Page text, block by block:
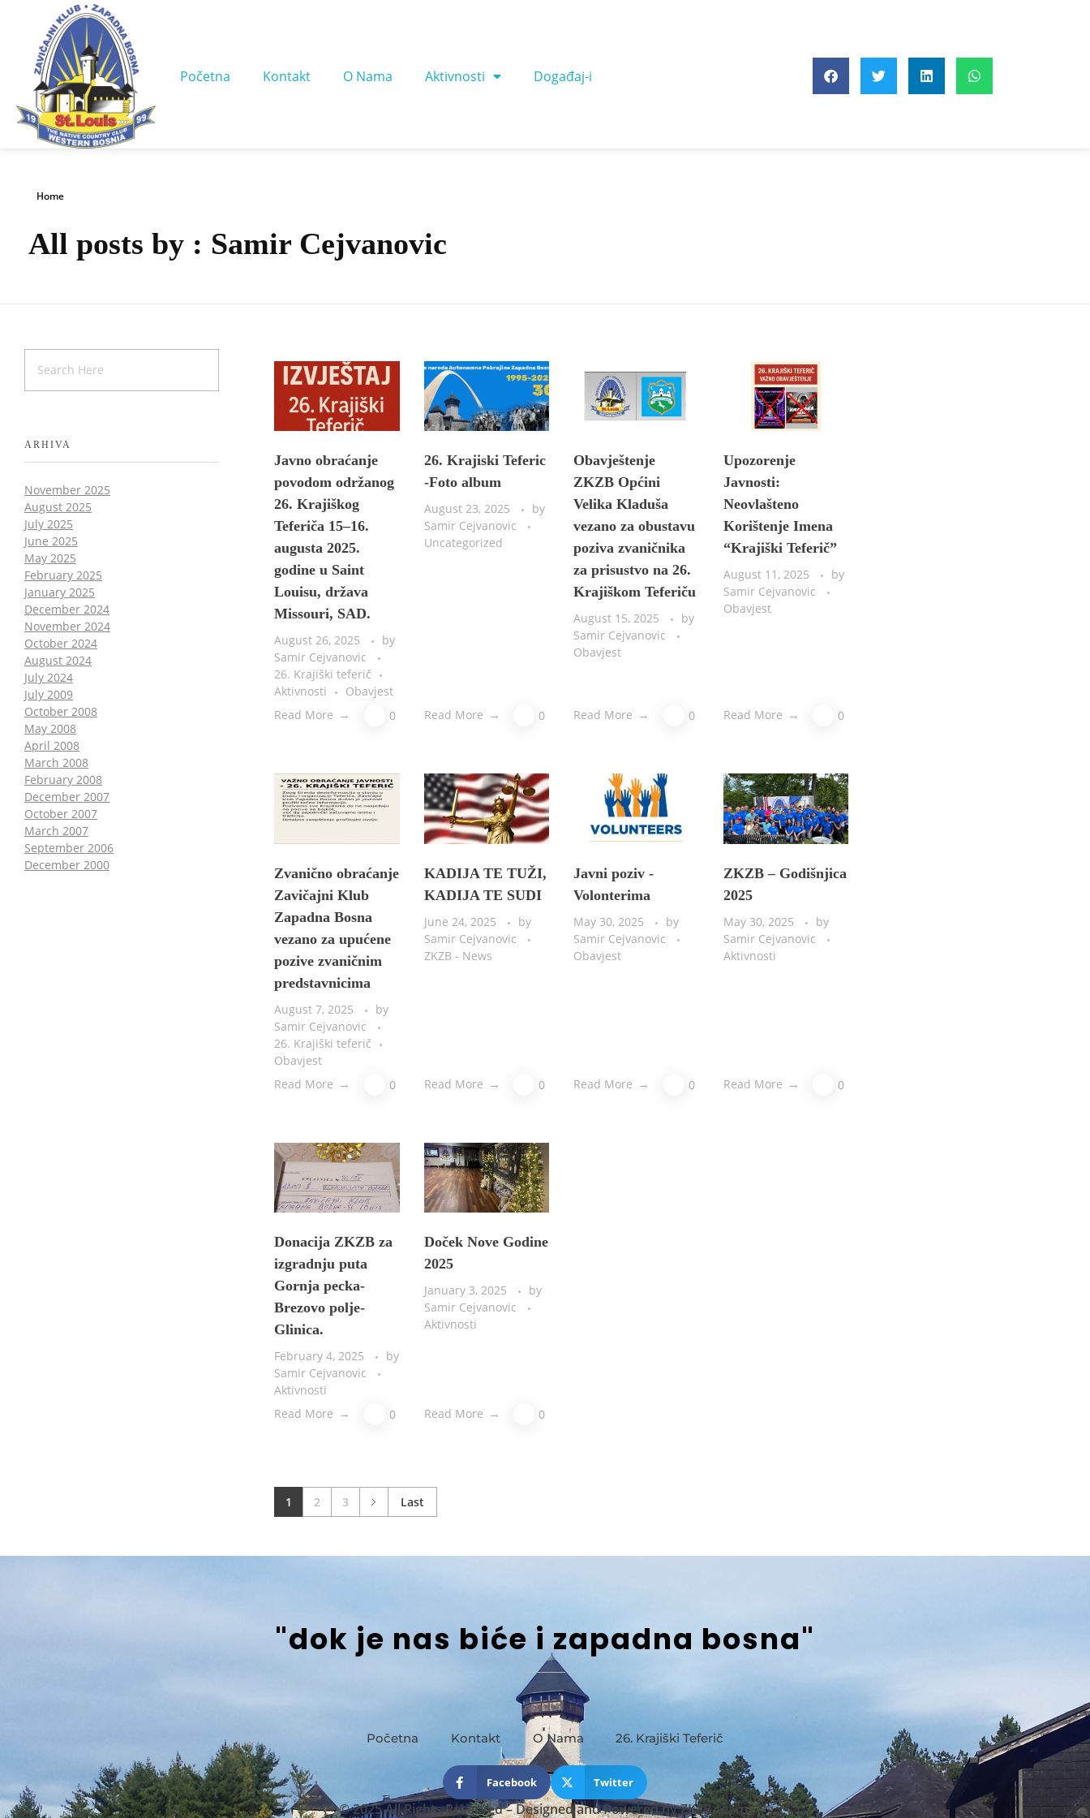
Početna Kontakt O Nama Aktivnosti Događaj-i
Home
All posts by : Samir Cejvanovic
Javno obraćanje
povodom održanog
26. Krajiškog
Teferiča 15–16.
augusta 2025.
godine u Saint
Louisu, država
Missouri, SAD.
August 26, 2025
by
Samir Cejvanovic
26. Krajiški teferič
Aktivnosti
Obavjest
Read More
0
26. Krajiski Teferic
-Foto album
August 23, 2025
by
Samir Cejvanovic
Uncategorized
Read More 0
Obavještenje
ZKZB Općini
Velika Kladuša
vezano za obustavu
poziva zvaničnika
za prisustvo na 26.
Krajiškom Teferiču
August 15, 2025
by
Samir Cejvanovic
Obavjest
Read More 0
Upozorenje
Javnosti:
Neovlašteno
Korištenje Imena
“Krajiški Teferič”
August 11, 2025
by
Samir Cejvanovic
Obavjest
Read More 0
Zvanično obraćanje
Zavičajni Klub
Zapadna Bosna
vezano za upućene
pozive zvaničnim
predstavnicima
August 7, 2025
by
Samir Cejvanovic
26. Krajiški teferič
Obavjest
Read More
0
KADIJA TE TUŽI,
KADIJA TE SUDI
June 24, 2025
by
Samir Cejvanovic
ZKZB - News
Read More 0
Javni poziv -
Volonterima
May 30, 2025
by
Samir Cejvanovic
Obavjest
Read More 0
ZKZB – Godišnjica
2025
May 30, 2025
by
Samir Cejvanovic
Aktivnosti
Read More 0
Donacija ZKZB za
izgradnju puta
Gornja pecka-
Brezovo polje-
Glinica.
February 4, 2025
by
Samir Cejvanovic
Aktivnosti
Read More
0
Doček Nove Godine
2025
January 3, 2025
by
Samir Cejvanovic
Aktivnosti
Read More 0
1 2 3 Last
ARHIVA
November 2025
August 2025
July 2025
June 2025
May 2025
February 2025
January 2025
December 2024
November 2024
October 2024
August 2024
July 2024
July 2009
October 2008
May 2008
April 2008
March 2008
February 2008
December 2007
October 2007
March 2007
September 2006
December 2000
"dok je nas biće i zapadna bosna"
Početna Kontakt O Nama 26. Krajiški Teferič
Facebook Twitter
© 2025 All Rights Reserved–Designed and Powered byZKZB-team.